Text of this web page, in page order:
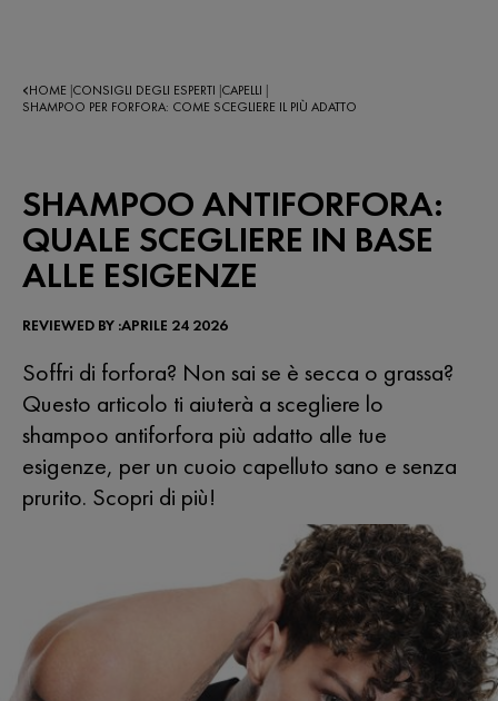
HOME CONSIGLI DEGLI ESPERTI CAPELLI
SHAMPOO PER FORFORA: COME SCEGLIERE IL PIÙ ADATTO
SHAMPOO ANTIFORFORA:
QUALE SCEGLIERE IN BASE
ALLE ESIGENZE
Soffri di forfora? Non sai se è secca o grassa?
Questo articolo ti aiuterà a scegliere lo
shampoo antiforfora più adatto alle tue
esigenze, per un cuoio capelluto sano e senza
prurito. Scopri di più!
REVIEWED BY :APRILE 24 2026